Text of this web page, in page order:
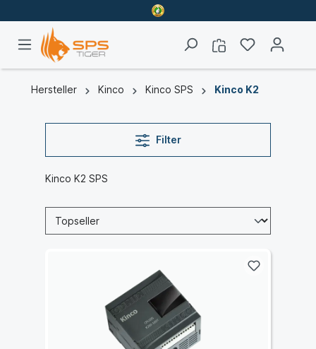
Hersteller Kinco Kinco SPS Kinco K2
Filter
Kinco K2 SPS